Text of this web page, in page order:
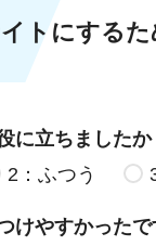
トにする
に立ちましたか
2：ふつう
けやすかったで